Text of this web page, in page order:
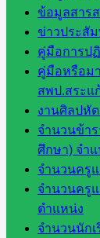
ข้อมูลสาร
ข่าวประสั
คู่มือการป
คู่มือหรือม
สพป.สระแ
งานศิลปหั
จำนวนข้า
ศึกษา) จำ
จำนวนครูแ
จำนวนครู
ตำแหน่ง
จำนวนนักเ
ขั้นพื้น
ฐาน
รายชื่อ
มหาวิทยา
ใน
ประเทศไท
เว็บไซต์
สำนักต่าง
ๆ ใน
สพฐ.
เว็บไซต์
สพม. ใน